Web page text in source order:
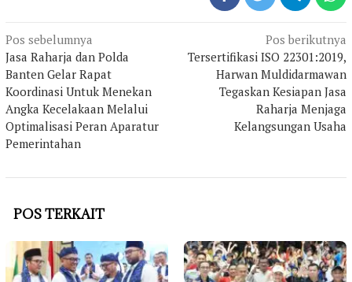
Navigasi
pos
Pos sebelumnya
Jasa Raharja dan Polda
Banten Gelar Rapat
Koordinasi Untuk Menekan
Angka Kecelakaan Melalui
Optimalisasi Peran Aparatur
Pemerintahan
Pos berikutnya
Tersertifikasi ISO 22301:2019,
Harwan Muldidarmawan
Tegaskan Kesiapan Jasa
Raharja Menjaga
Kelangsungan Usaha
POS TERKAIT